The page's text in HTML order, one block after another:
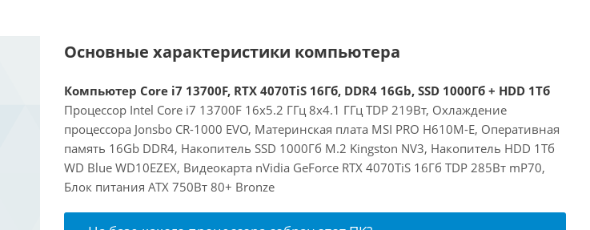
Основные характеристики компьютера
Компьютер Core i7 13700F, RTX 4070TiS 16Гб, DDR4 16Gb, SSD 1000Гб + HDD 1Тб
Процессор Intel Core i7 13700F 16x5.2 ГГц 8x4.1 ГГц TDP 219Вт, Охлаждение
процессора Jonsbo CR-1000 EVO, Материнская плата MSI PRO H610M-E, Оперативная
память 16Gb DDR4, Накопитель SSD 1000Гб M.2 Kingston NV3, Накопитель HDD 1Тб
WD Blue WD10EZEX, Видеокарта nVidia GeForce RTX 4070TiS 16Гб TDP 285Вт mP70,
Блок питания ATX 750Вт 80+ Bronze